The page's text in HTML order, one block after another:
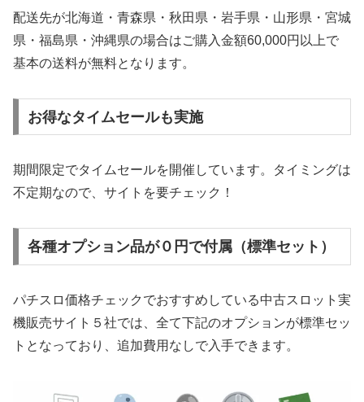
配送先が北海道・青森県・秋田県・岩手県・山形県・宮城
県・福島県・沖縄県の場合はご購入金額60,000円以上で
基本の送料が無料となります。
お得なタイムセールも実施
期間限定でタイムセールを開催しています。タイミングは
不定期なので、サイトを要チェック！
各種オプション品が０円で付属（標準セット）
パチスロ価格チェックでおすすめしている中古スロット実
機販売サイト５社では、全て下記のオプションが標準セッ
トとなっており、追加費用なしで入手できます。